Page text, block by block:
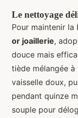
Le nettoyage
Pour maintenir la
or joaillerie,
douce mais
tiède mélangée
vaisselle doux,
pendant quinze
souple pour